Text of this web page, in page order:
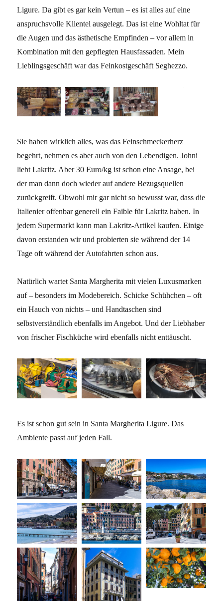
Ligure. Da gibt es gar kein Vertun – es ist alles auf eine
anspruchsvolle Klientel ausgelegt. Das ist eine Wohltat für
die Augen und das ästhetische Empfinden – vor allem in
Kombination mit den gepflegten Hausfassaden. Mein
Lieblingsgeschäft war das Feinkostgeschäft Seghezzo.
Sie haben wirklich alles, was das Feinschmeckerherz
begehrt, nehmen es aber auch von den Lebendigen. Johni
liebt Lakritz. Aber 30 Euro/kg ist schon eine Ansage, bei
der man dann doch wieder auf andere Bezugsquellen
zurückgreift. Obwohl mir gar nicht so bewusst war, dass die
Italienier offenbar generell ein Faible für Lakritz haben. In
jedem Supermarkt kann man Lakritz-Artikel kaufen. Einige
davon erstanden wir und probierten sie während der 14
Tage oft während der Autofahrten schon aus.
Natürlich wartet Santa Margherita mit vielen Luxusmarken
auf – besonders im Modebereich. Schicke Schühchen – oft
ein Hauch von nichts – und Handtaschen sind
selbstverständlich ebenfalls im Angebot. Und der Liebhaber
von frischer Fischküche wird ebenfalls nicht enttäuscht.
Es ist schon gut sein in Santa Margherita Ligure. Das
Ambiente passt auf jeden Fall.